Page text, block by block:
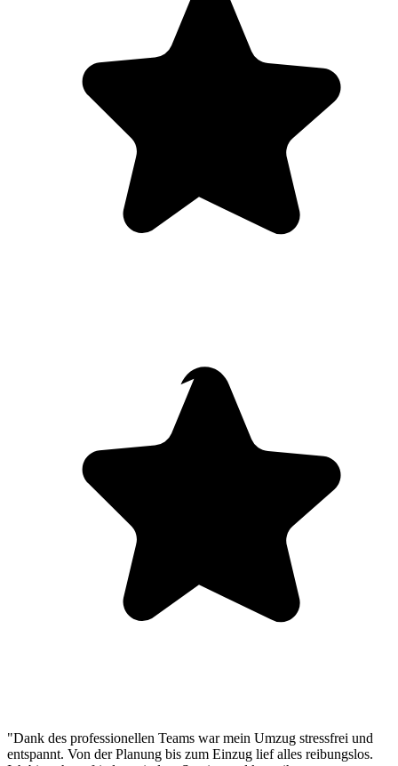
"Dank des professionellen Teams war mein Umzug stressfrei und
entspannt. Von der Planung bis zum Einzug lief alles reibungslos.